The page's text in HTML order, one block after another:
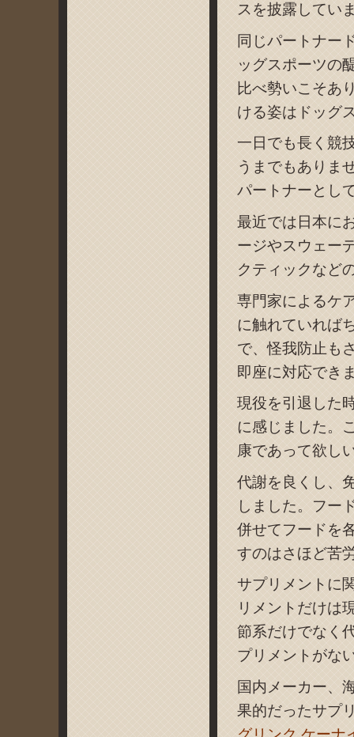
スを披露してい
同じパートナー
ッグスポーツの
比べ勢いこそあ
ける姿はドッグ
一日でも長く競
うまでもありま
パートナーとし
最近では日本に
ージやスウェー
クティックなど
専門家によるケ
に触れていれば
で、怪我防止も
即座に対応でき
現役を引退した
に感じました。
康であって欲し
代謝を良くし、
しました。フー
併せてフードを
すのはさほど苦
サプリメントに
リメントだけは
節系だけでなく
プリメントがな
国内メーカー、
果的だったサプ